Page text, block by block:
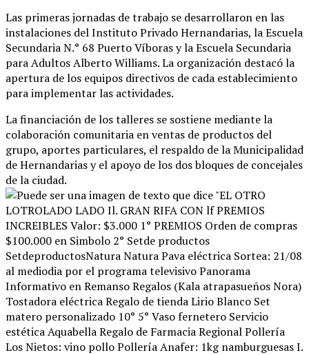
Las primeras jornadas de trabajo se desarrollaron en las
instalaciones del Instituto Privado Hernandarias, la Escuela
Secundaria N.° 68 Puerto Víboras y la Escuela Secundaria
para Adultos Alberto Williams. La organización destacó la
apertura de los equipos directivos de cada establecimiento
para implementar las actividades.
La financiación de los talleres se sostiene mediante la
colaboración comunitaria en ventas de productos del
grupo, aportes particulares, el respaldo de la Municipalidad
de Hernandarias y el apoyo de los dos bloques de concejales
de la ciudad.